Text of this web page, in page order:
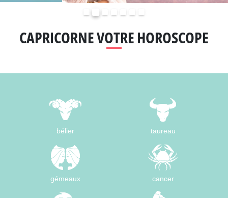
CAPRICORNE VOTRE HOROSCOPE
bélier taureau
gémeaux cancer